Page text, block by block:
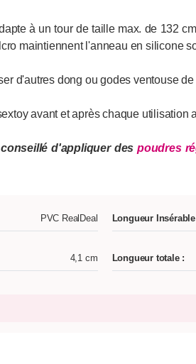
à un tour de taille max. de 132
maintiennent l'anneau en silicone
d'autres dong ou godes ventouse
avant et après chaque utilisation
d'appliquer despoudres
PVC RealDeal Longueur
4,1 cm Longueur totale :